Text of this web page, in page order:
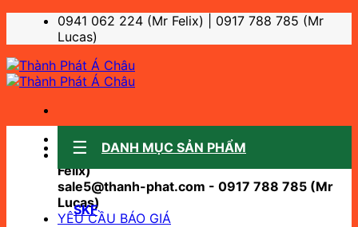
dung
0941 062 224 (Mr Felix) | 0917 788 785 (Mr
Lucas)
Sale support:
sale10@thanh-phat.com - 0941 062 224 (Mr
Felix)
sale5@thanh-phat.com - 0917 788 785 (Mr
Lucas)
YÊU CẦU BÁO GIÁ
DANH MỤC SẢN PHẨM
SKF